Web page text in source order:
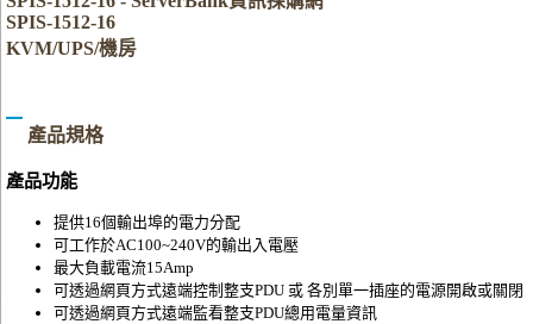
SPIS-1512-16
KVM/UPS/機房
產品規格
產品功能
提供16個輸出埠的電力分配
可工作於AC100~240V的輸出入電壓
最大負載電流15Amp
可透過網頁方式遠端控制整支PDU 或 各別單一插座的電源開啟或關閉
可透過網頁方式遠端監看整支PDU總用電量資訊